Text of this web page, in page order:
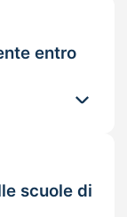
entro
scuole di